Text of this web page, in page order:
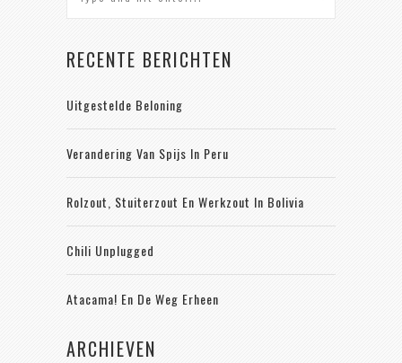
RECENTE BERICHTEN
Uitgestelde Beloning
Verandering Van Spijs In Peru
Rolzout, Stuiterzout En Werkzout In Bolivia
Chili Unplugged
Atacama! En De Weg Erheen
ARCHIEVEN